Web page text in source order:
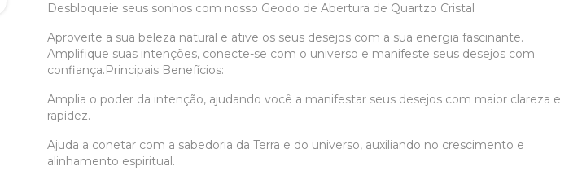
Desbloqueie seus sonhos com nosso Geodo de Abertura de Quartzo Cristal
Aproveite a sua beleza natural e ative os seus desejos com a sua energia fascinante.
Amplifique suas intenções, conecte-se com o universo e manifeste seus desejos com
confiança.Principais Benefícios:
Amplia o poder da intenção, ajudando você a manifestar seus desejos com maior clareza e
rapidez.
Ajuda a conetar com a sabedoria da Terra e do universo, auxiliando no crescimento e
alinhamento espiritual.